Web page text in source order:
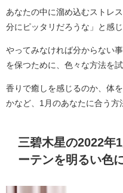
あなたの中に溜め込むストレ
分にピッタリだろうな」と感
やってみなければ分からない
を保つために、色々な方法を
香りで癒しを感じるのか、体
かなど、1月のあなたに合う方
三碧木星の2022年
ーテンを明るい色